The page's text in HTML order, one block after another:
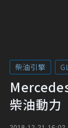
柴油引擎
柴油動